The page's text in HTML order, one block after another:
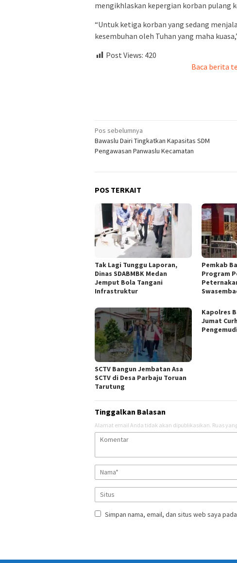
mengikhlaskan kepergian korban pulang
“Untuk ketiga korban yang sedang
kesembuhan oleh Tuhan yang maha
Post Views: 420
Baca berita
Navigasi
pos
Pos sebelumnya
Bawaslu Dairi Tingkatkan Kapasitas SDM
Pengawasan Panwaslu Kecamatan
POS TERKAIT
Tak Lagi Tunggu Laporan,
Dinas SDABMBK Medan
Jemput Bola Tangani
Infrastruktur
Pemkab
Program
SCTV Bangun Jembatan Asa
SCTV di Desa Parbaju Toruan
Tarutung
Kapolres
Jumat
Tinggalkan Balasan
Alamat email Anda tidak akan dipublikasikan. Ruas
Simpan nama, email, dan situs web saya